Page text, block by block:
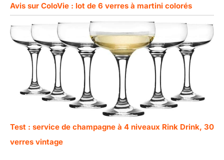
Avis sur ColoVie : lot de 6 verres à martini colorés
Test : service de champagne à 4 niveaux Rink Drink, 30
verres vintage